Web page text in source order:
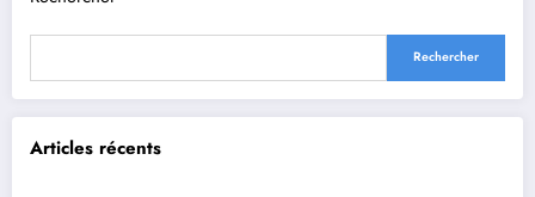
Rechercher
Articles récents